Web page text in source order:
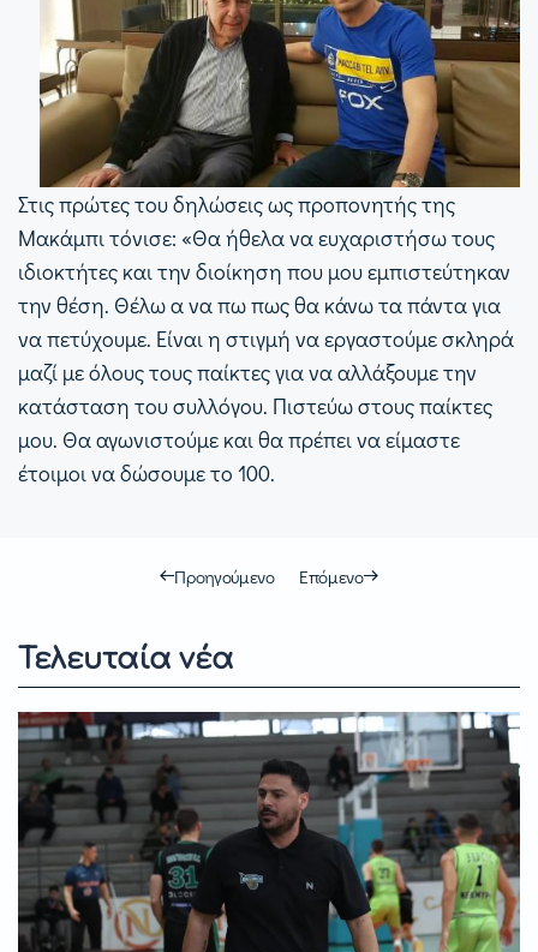
Στις πρώτες του δηλώσεις ως προπονητής της
Μακάμπι τόνισε: «Θα ήθελα να ευχαριστήσω τους
ιδιοκτήτες και την διοίκηση που μου εμπιστεύτηκαν
την θέση. Θέλω α να πω πως θα κάνω τα πάντα για
να πετύχουμε. Είναι η στιγμή να εργαστούμε σκληρά
μαζί με όλους τους παίκτες για να αλλάξουμε την
κατάσταση του συλλόγου. Πιστεύω στους παίκτες
μου. Θα αγωνιστούμε και θα πρέπει να είμαστε
έτοιμοι να δώσουμε το 100.
Προηγούμενο Επόμενο
Τελευταία νέα